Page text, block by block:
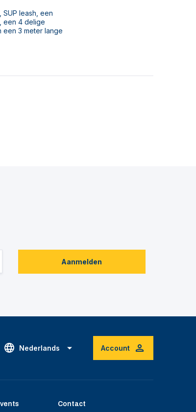
leash, een
een 4 delige
een 3 meter lange
Aanmelden
Nederlands Account
Contact